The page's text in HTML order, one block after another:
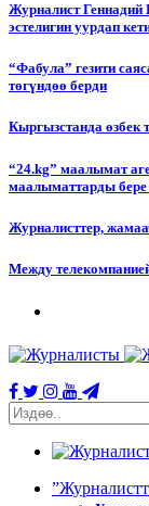
Журналист Геннадий
эстелигин уурдап
“Фабула” гезити
төгүндөө берди
Кыргызстанда
“24.kg” маалымат
маалыматтарды
Журналисттер,
Между